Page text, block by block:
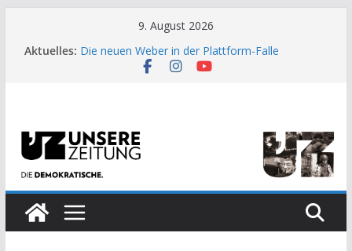
9. August 2026
Aktuelles: Die neuen Weber in der Plattform-Falle
Moment der Woche: Die Heuschrecke
US-Wahl: Arzt aus Detroit besiegt 70-Millionen-
Dollar-Lobby